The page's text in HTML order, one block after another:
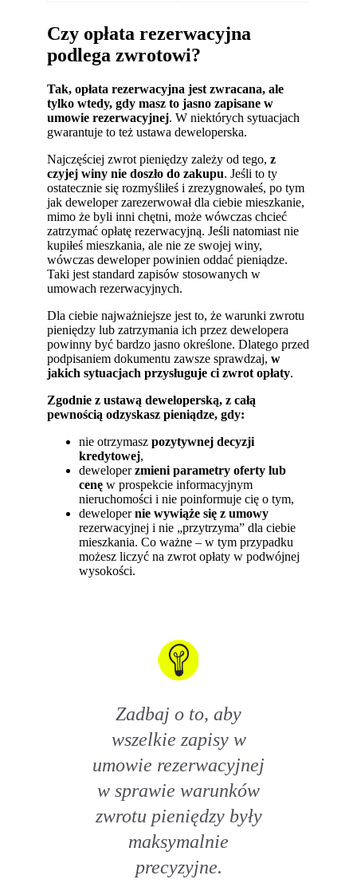
Czy opłata rezerwacyjna
podlega zwrotowi?
Tak, opłata rezerwacyjna jest zwracana, ale
tylko wtedy, gdy masz to jasno zapisane w
umowie rezerwacyjnej. W niektórych sytuacjach
gwarantuje to też ustawa deweloperska.
Najczęściej zwrot pieniędzy zależy od tego,z
czyjej winy nie doszło do zakupu. Jeśli to ty
ostatecznie się rozmyśliłeś i zrezygnowałeś, po tym
jak deweloper zarezerwował dla ciebie mieszkanie,
mimo że byli inni chętni, może wówczas chcieć
zatrzymać opłatę rezerwacyjną. Jeśli natomiast nie
kupiłeś mieszkania, ale nie ze swojej winy,
wówczas deweloper powinien oddać pieniądze.
Taki jest standard zapisów stosowanych w
umowach rezerwacyjnych.
Dla ciebie najważniejsze jest to, że warunki zwrotu
pieniędzy lub zatrzymania ich przez dewelopera
powinny być bardzo jasno określone. Dlatego przed
podpisaniem dokumentu zawsze sprawdzaj,w
jakich sytuacjach przysługuje ci zwrot opłaty.
Zgodnie z ustawą deweloperską, z całą
pewnością odzyskasz pieniądze, gdy:
nie otrzymaszpozytywnej decyzji
kredytowej,
deweloperzmieni parametry oferty lub
cenę w prospekcie informacyjnym
nieruchomości i nie poinformuje cię o tym,
dewelopernie wywiąże się z umowy
rezerwacyjnej i nie „przytrzyma” dla ciebie
mieszkania. Co ważne – w tym przypadku
możesz liczyć na zwrot opłaty w podwójnej
wysokości.
Zadbaj o to, aby
wszelkie zapisy w
umowie rezerwacyjnej
w sprawie warunków
zwrotu pieniędzy były
maksymalnie
precyzyjne.